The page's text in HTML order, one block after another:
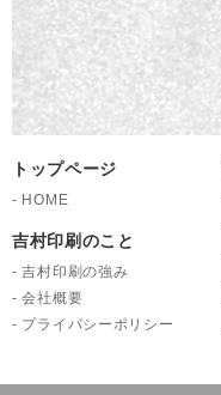
トップページ
- HOME
吉村印刷のこと
-吉村印刷の強み
-会社概要
- プライバシーポリシー